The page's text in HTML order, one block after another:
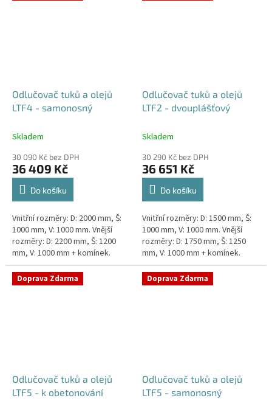
Odlučovač tuků a olejů
LTF4 - samonosný
Skladem
30 090 Kč bez DPH
36 409 Kč
Do košíku
Vnitřní rozměry: D: 2000 mm, Š:
1000 mm, V: 1000 mm. Vnější
rozměry: D: 2200 mm, Š: 1200
mm, V: 1000 mm + komínek.
Lapák tuků do 4l/s nebo 600
jídel denně Průměr a umístění...
Odlučovač tuků a olejů
LTF2 - dvouplášťový
Skladem
30 290 Kč bez DPH
36 651 Kč
Do košíku
Vnitřní rozměry: D: 1500 mm, Š:
1000 mm, V: 1000 mm. Vnější
rozměry: D: 1750 mm, Š: 1250
mm, V: 1000 mm + komínek.
Lapák tuků do 2l/s nebo 250
jídel denně Průměr a umístění...
Doprava Zdarma
Odlučovač tuků a olejů
LTF5 - k obetonování
Doprava Zdarma
Odlučovač tuků a olejů
LTF5 - samonosný